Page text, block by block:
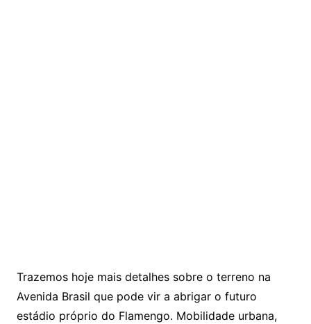
Trazemos hoje mais detalhes sobre o terreno na
Avenida Brasil que pode vir a abrigar o futuro
estádio próprio do Flamengo. Mobilidade urbana,